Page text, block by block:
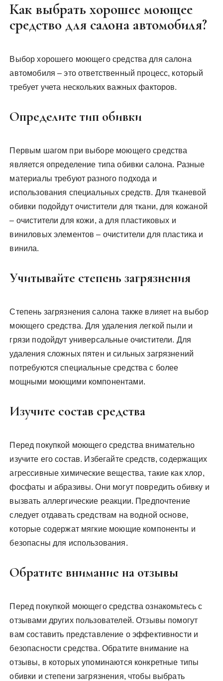
Как выбрать хорошее моющее
средство для салона автомобиля?
Выбор хорошего моющего средства для салона
автомобиля – это ответственный процесс, который
требует учета нескольких важных факторов.
Определите тип обивки
Первым шагом при выборе моющего средства
является определение типа обивки салона. Разные
материалы требуют разного подхода и
использования специальных средств. Для тканевой
обивки подойдут очистители для ткани, для кожаной
– очистители для кожи, а для пластиковых и
виниловых элементов – очистители для пластика и
винила.
Учитывайте степень загрязнения
Степень загрязнения салона также влияет на выбор
моющего средства. Для удаления легкой пыли и
грязи подойдут универсальные очистители. Для
удаления сложных пятен и сильных загрязнений
потребуются специальные средства с более
мощными моющими компонентами.
Изучите состав средства
Перед покупкой моющего средства внимательно
изучите его состав. Избегайте средств, содержащих
агрессивные химические вещества, такие как хлор,
фосфаты и абразивы. Они могут повредить обивку и
вызвать аллергические реакции. Предпочтение
следует отдавать средствам на водной основе,
которые содержат мягкие моющие компоненты и
безопасны для использования.
Обратите внимание на отзывы
Перед покупкой моющего средства ознакомьтесь с
отзывами других пользователей. Отзывы помогут
вам составить представление о эффективности и
безопасности средства. Обратите внимание на
отзывы, в которых упоминаются конкретные типы
обивки и степени загрязнения, чтобы выбрать